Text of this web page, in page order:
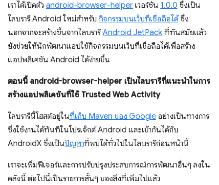
เราได้เปิดตัว android-browser-helper เวอร์ชัน 1.0.0 ซึ่งเป็น
ไลบรารี Android ใหม่สำหรับ กิจกรรมบนเว็บที่เชื่อถือได้ซึ่ง
นอกจากจะสร้างขึ้นจากไลบรารี Android JetPack ที่ทันสมัยแล้ว
ยังช่วยให้นักพัฒนาแอปใช้กิจกรรมบนเว็บที่เชื่อถือได้เพื่อสร้าง
แอปพลิเคชัน Android ได้ง่ายขึ้น
ตอนนี้ android-browser-helper เป็นไลบรารีที่แนะนําในการ
สร้างแอปพลิเคชันที่ใช้ Trusted Web Activity
ไลบรารีนี้โฮสต์อยู่ในที่เก็บ Maven ของ Google อย่างเป็นทางการ
ซึ่งใช้งานได้ทันทีในโปรเจ็กต์ Android และเข้ากันได้กับ
AndroidX ซึ่งเป็นปัญหาที่พบได้ทั่วไปในไลบรารีก่อนหน้านี้
เราจะเพิ่มฟีเจอร์และการปรับปรุงประสบการณ์การพัฒนาอื่นๆ ลงใน
คลังนี้ ต่อไปนี้เป็นรายการสั้นๆ ของสิ่งที่เพิ่มไปแล้ว